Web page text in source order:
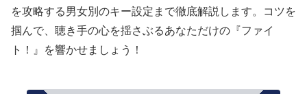
を攻略する男女別のキー設定まで徹底解説します。コツを
掴んで、聴き手の心を揺さぶるあなただけの『ファイ
ト！』を響かせましょう！